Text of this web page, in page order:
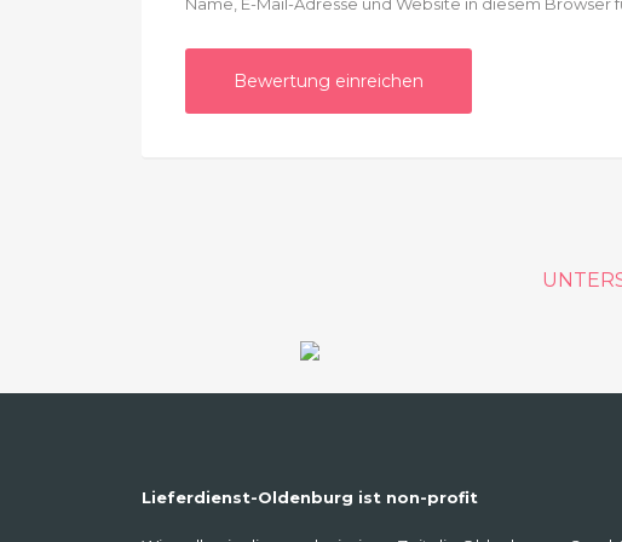
Lieferdienst-Oldenburg ist non-profit